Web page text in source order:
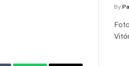
By